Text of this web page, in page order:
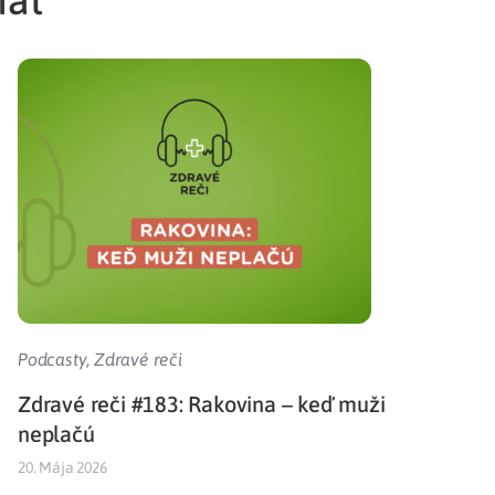
Podcasty,Zdravé reči
Zdravé reči #183: Rakovina – keď muži
neplačú
20. Mája 2026